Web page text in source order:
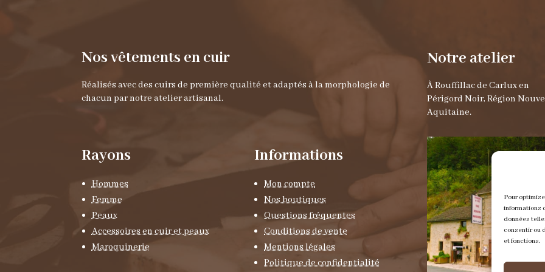
Pour
informations
données
consentir ou
et fonctions.
Nos vêtements en cuir
Réalisés avec des cuirs de première qualité et adaptés à la morphologie de
chacun par notre atelier artisanal.
Rayons
Hommes
Femme
Peaux
Accessoires en cuir et peaux
Maroquinerie
Informations
Mon compte
Nos boutiques
Questions fréquentes
Conditions de vente
Mentions légales
Politique de confidentialité
Notre atelier
À Rouffillac de Carlux en
Périgord Noir, Région
Aquitaine.